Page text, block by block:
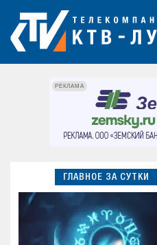
РЕКЛАМА
ГЛАВНОЕ ЗА СУТКИ